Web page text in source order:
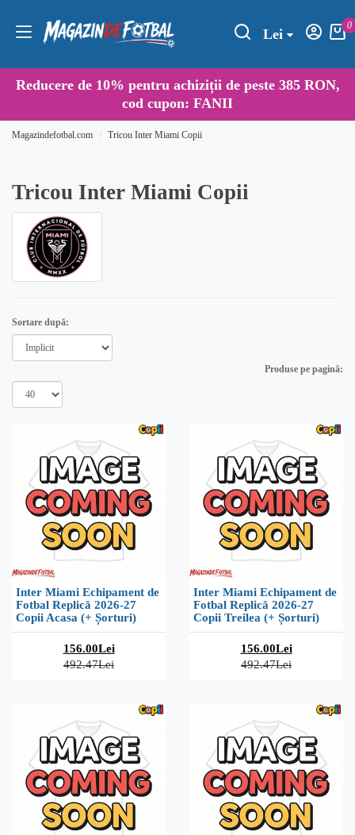
Lei
0
Reducere de 10% pentru achiziții de peste 385 RON,
cod cupon: FANII
Magazindefotbal.com Tricou Inter Miami Copii
Tricou Inter Miami Copii
Sortare după:
Produse pe pagină:
Inter Miami Echipament de
Fotbal Replică 2026-27
Copii Acasa (+ Șorturi)
156.00Lei
492.47Lei
Inter Miami Echipament de
Fotbal Replică 2026-27
Copii Treilea (+ Șorturi)
156.00Lei
492.47Lei